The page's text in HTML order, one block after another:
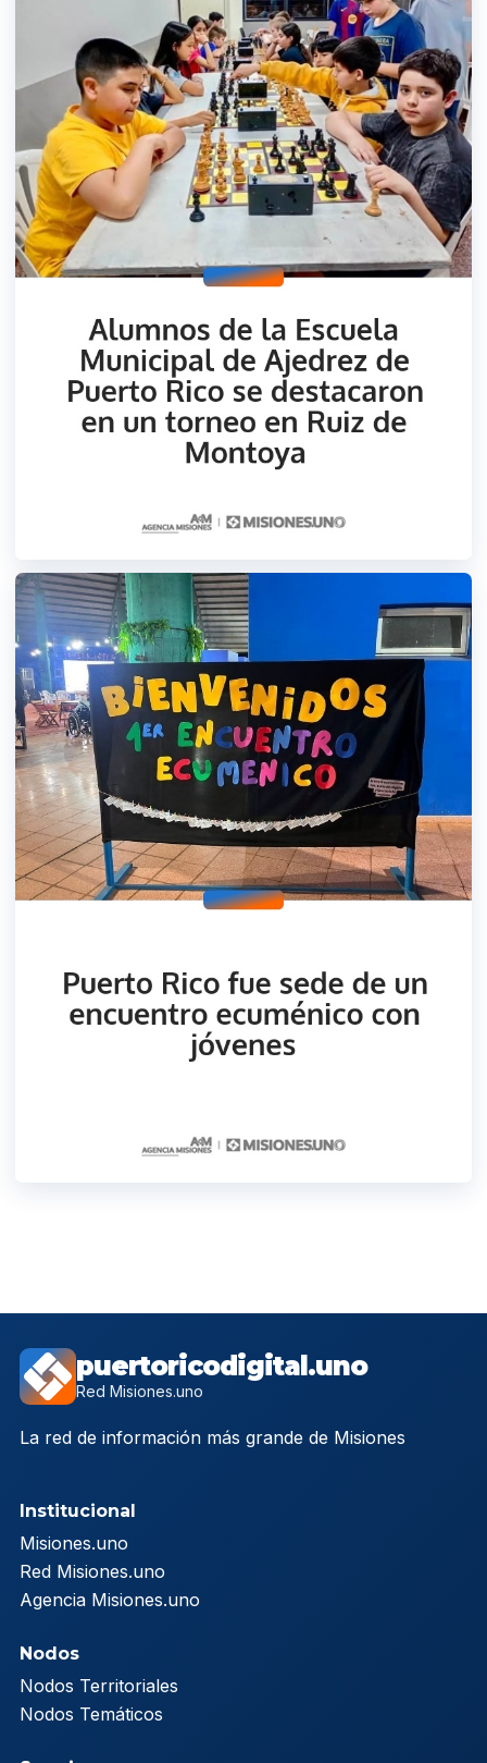
puertoricodigital.uno
Red Misiones.uno
La red de información más grande de Misiones
Institucional
Misiones.uno
Red Misiones.uno
Agencia Misiones.uno
Nodos
Nodos Territoriales
Nodos Temáticos